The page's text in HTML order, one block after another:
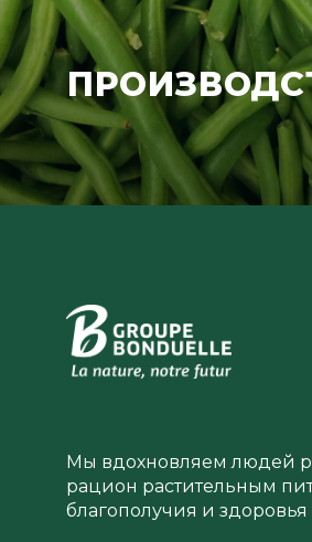
Мы вдохновляем людей
рацион растительным
благополучия и здоровья